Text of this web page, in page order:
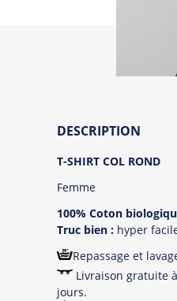
DESCRIPTION
T-SHIRT COL ROND
Femme
100% Coton
Truc bien : hyper
Repassage et
Livraison gratuite
jours.